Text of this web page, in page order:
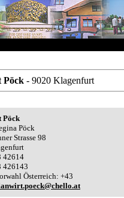
Pöck - 9020 Klagenfurt
Pöck
Pöck
Strasse 98
42614
426143
Österreich: +43